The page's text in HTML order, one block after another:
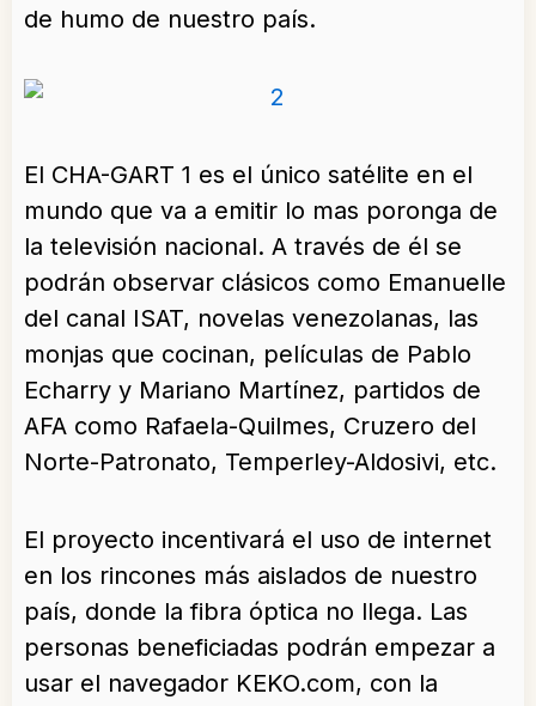
de humo de nuestro país.
El CHA-GART 1 es el único satélite en el
mundo que va a emitir lo mas poronga de
la televisión nacional. A través de él se
podrán observar clásicos como Emanuelle
del canal ISAT, novelas venezolanas, las
monjas que cocinan, películas de Pablo
Echarry y Mariano Martínez, partidos de
AFA como Rafaela-Quilmes, Cruzero del
Norte-Patronato, Temperley-Aldosivi, etc.
El proyecto incentivará el uso de internet
en los rincones más aislados de nuestro
país, donde la fibra óptica no llega. Las
personas beneficiadas podrán empezar a
usar el navegador KEKO.com, con la